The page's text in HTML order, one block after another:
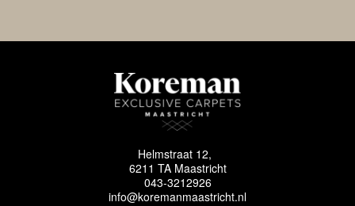
Helmstraat 12,
6211 TA Maastricht
043-3212926
info@koremanmaastricht.nl